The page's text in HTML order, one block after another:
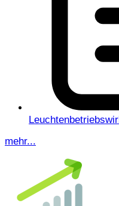
mehr...